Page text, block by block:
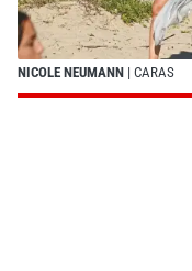
NICOLE NEUMANN | CARAS